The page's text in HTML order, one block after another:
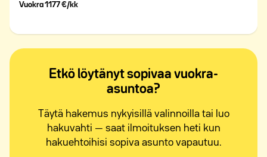
Vuokra1177 €/kk
Etkö löytänyt sopivaa vuokra-
asuntoa?
Täytä hakemus nykyisillä valinnoilla tai luo
hakuvahti — saat ilmoituksen heti kun
hakuehtoihisi sopiva asunto vapautuu.